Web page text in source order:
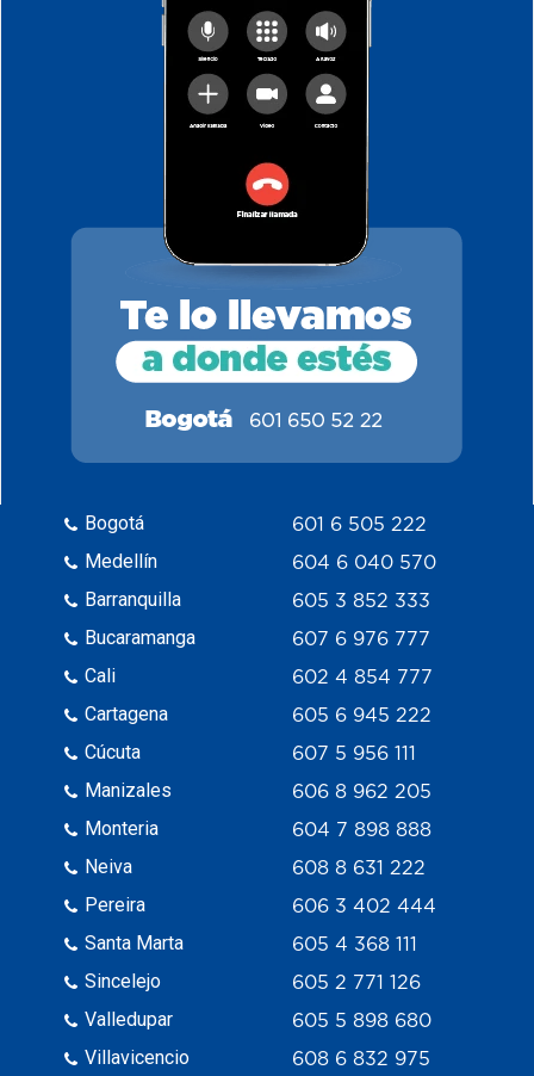
Bogotá
Medellín
Barranquilla
Bucaramanga
Cali
Cartagena
Cúcuta
Manizales
Monteria
Neiva
Pereira
Santa Marta
Sincelejo
Valledupar
Villavicencio
601 6 505 222
604 6 040 570
605 3 852 333
607 6 976 777
602 4 854 777
605 6 945 222
607 5 956 111
606 8 962 205
604 7 898 888
608 8 631 222
606 3 402 444
605 4 368 111
605 2 771 126
605 5 898 680
608 6 832 975